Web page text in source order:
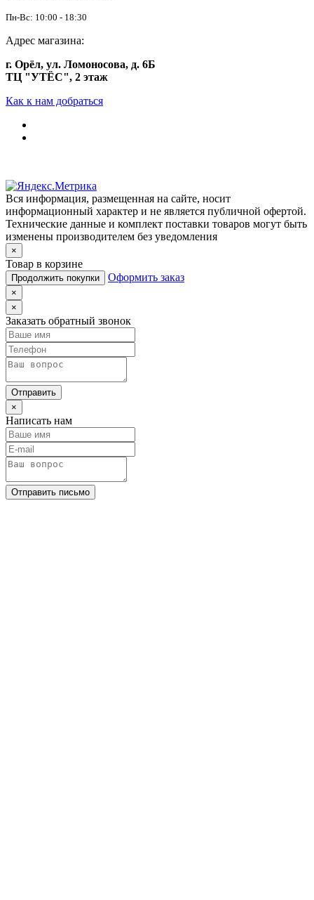
Пн-Вс: 10:00 - 18:30
Адрес магазина:
г. Орёл, ул. Ломоносова, д. 6Б
ТЦ "УТЁС", 2 этаж
Как к нам добраться
Вся информация, размещенная на сайте, носит
информационный характер и не является публичной офертой.
Технические данные и комплект поставки товаров могут быть
изменены производителем без уведомления
×
Товар в корзине
Продолжить покупки Оформить заказ
×
×
Заказать обратный звонок
Отправить
×
Написать нам
Отправить письмо